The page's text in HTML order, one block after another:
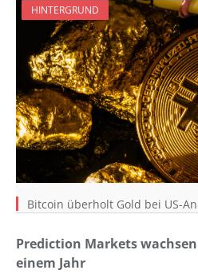
HINTERGRUND
Bitcoin überholt Gold bei US-
Prediction Markets
einem Jahr